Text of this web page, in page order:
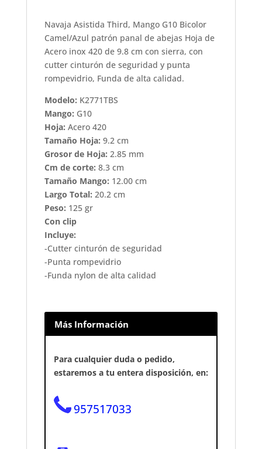
Navaja Asistida Third, Mango G10 Bicolor
Camel/Azul patrón panal de abejas Hoja de
Acero inox 420 de 9.8 cm con sierra, con
cutter cinturón de seguridad y punta
rompevidrio, Funda de alta calidad.
Modelo: K2771TBS
Mango: G10
Hoja: Acero 420
Tamaño Hoja: 9.2 cm
Grosor de Hoja: 2.85 mm
Cm de corte: 8.3 cm
Tamaño Mango: 12.00 cm
Largo Total: 20.2 cm
Peso: 125 gr
Con clip
Incluye:
-Cutter cinturón de seguridad
-Punta rompevidrio
-Funda nylon de alta calidad
Más Información
Para cualquier duda o pedido,
estaremos a tu entera disposición, en:
957517033